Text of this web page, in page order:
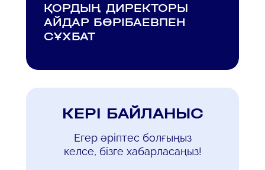
ҚОРДЫҢ ДИРЕКТОРЫ
АЙДАР БӨРІБАЕВПЕН
СҰХБАТ
КЕРІ БАЙЛАНЫС
Егер әріптес болғыңыз
келсе, бізге хабарласаңыз!